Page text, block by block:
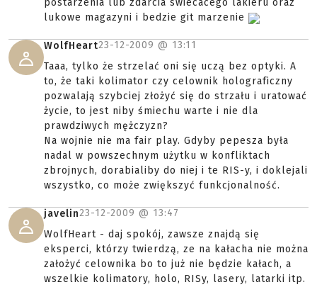
postarzenia lub zdarcia swiecacego lakieru oraz
lukowe magazyni i bedzie git marzenie
WolfHeart23-12-2009 @ 13:11
Taaa, tylko że strzelać oni się uczą bez optyki. A
to, że taki kolimator czy celownik holograficzny
pozwalają szybciej złożyć się do strzału i uratować
życie, to jest niby śmiechu warte i nie dla
prawdziwych mężczyzn?
Na wojnie nie ma fair play. Gdyby pepesza była
nadal w powszechnym użytku w konfliktach
zbrojnych, dorabialiby do niej i te RIS-y, i doklejali
wszystko, co może zwiększyć funkcjonalność.
javelin23-12-2009 @ 13:47
WolfHeart - daj spokój, zawsze znajdą się
eksperci, którzy twierdzą, ze na kałacha nie można
założyć celownika bo to już nie będzie kałach, a
wszelkie kolimatory, holo, RISy, lasery, latarki itp.